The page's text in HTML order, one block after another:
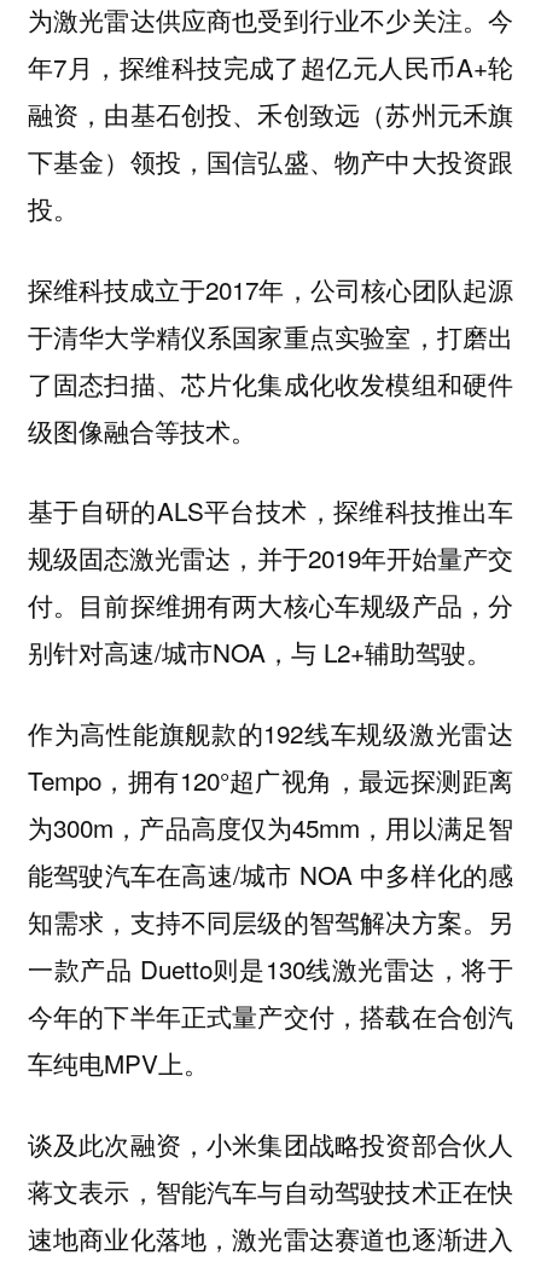
为激光雷达供应商也受到行业不少关注。今
年7月，探维科技完成了超亿元人民币A+轮
融资，由基石创投、禾创致远（苏州元禾旗
下基金）领投，国信弘盛、物产中大投资跟
投。
探维科技成立于2017年，公司核心团队起源
于清华大学精仪系国家重点实验室，打磨出
了固态扫描、芯片化集成化收发模组和硬件
级图像融合等技术。
基于自研的ALS平台技术，探维科技推出车
规级固态激光雷达，并于2019年开始量产交
付。目前探维拥有两大核心车规级产品，分
别针对高速/城市NOA，与 L2+辅助驾驶。
作为高性能旗舰款的192线车规级激光雷达
Tempo，拥有120°超广视角，最远探测距离
为300m，产品高度仅为45mm，用以满足智
能驾驶汽车在高速/城市 NOA 中多样化的感
知需求，支持不同层级的智驾解决方案。另
一款产品 Duetto则是130线激光雷达，将于
今年的下半年正式量产交付，搭载在合创汽
车纯电MPV上。
谈及此次融资，小米集团战略投资部合伙人
蒋文表示，智能汽车与自动驾驶技术正在快
速地商业化落地，激光雷达赛道也逐渐进入